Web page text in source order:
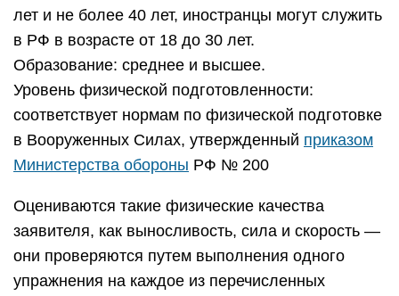
лет и не более 40 лет, иностранцы могут служить
в РФ в возрасте от 18 до 30 лет.
Образование: среднее и высшее.
Уровень физической подготовленности:
соответствует нормам по физической подготовке
в Вооруженных Силах, утвержденный приказом
Министерства обороны РФ № 200
Оцениваются такие физические качества
заявителя, как выносливость, сила и скорость —
они проверяются путем выполнения одного
упражнения на каждое из перечисленных